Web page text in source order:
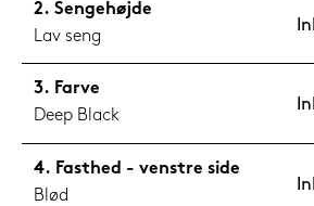
Sengehøjde
Lav seng
Farve
Deep Black
Fasthed - venstre side
Blød